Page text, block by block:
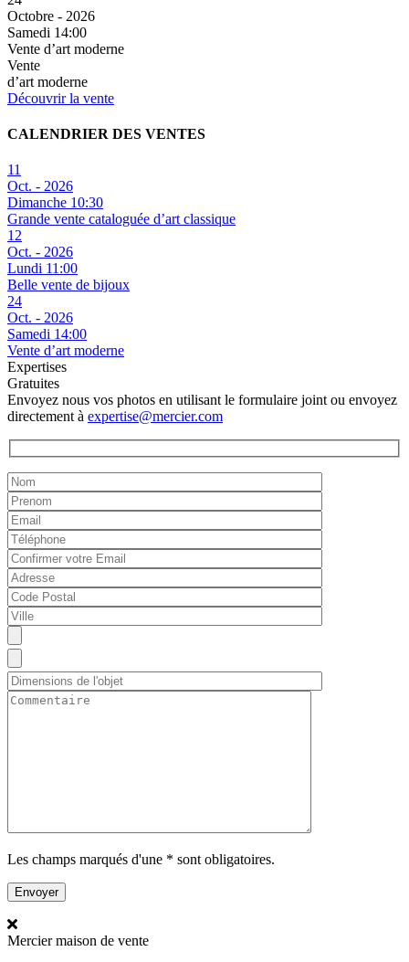
Octobre - 2026
Samedi 14:00
Vente d’art moderne
Vente
d’art moderne
Découvrir la vente
CALENDRIER DES VENTES
11
Oct. - 2026
Dimanche 10:30
Grande vente cataloguée d’art classique
12
Oct. - 2026
Lundi 11:00
Belle vente de bijoux
24
Oct. - 2026
Samedi 14:00
Vente d’art moderne
Expertises
Gratuites
Envoyez nous vos photos en utilisant le formulaire joint ou envoyez
directement à expertise@mercier.com
Les champs marqués d'une * sont obligatoires.
Merciermaison de vente